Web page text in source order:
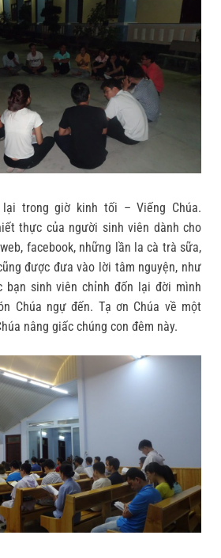
lại trong giờ kinh tối – Viếng Chúa.
thực của người sinh viên dành cho
facebook, những lần la cà trà sữa,
được đưa vào lời tâm nguyện, như
bạn sinh viên chỉnh đốn lại đời mình
Chúa ngự đến. Tạ ơn Chúa về một
nâng giấc chúng con đêm này.